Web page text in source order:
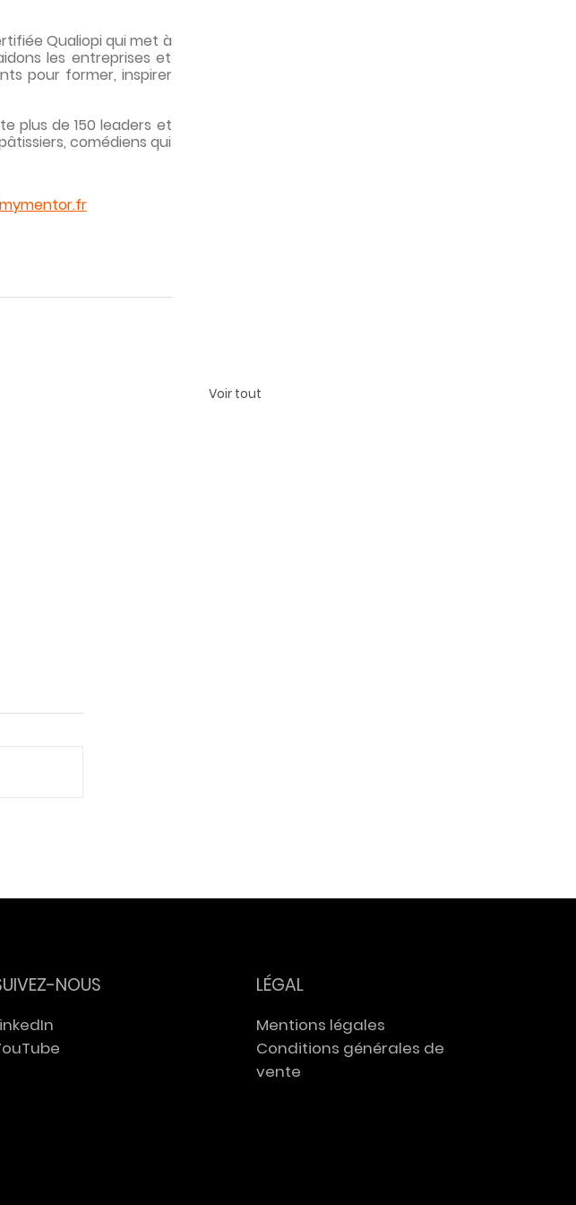
Qualiopi qui met à
les entreprises et
pour former, inspirer
plus de 150 leaders et
comédiens qui
Voir tout
intervient auprès d'Engie
NOUS LÉGAL
Mentions légales
Conditions générales de
vente